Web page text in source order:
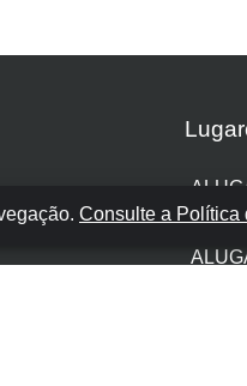
Consulte a Política